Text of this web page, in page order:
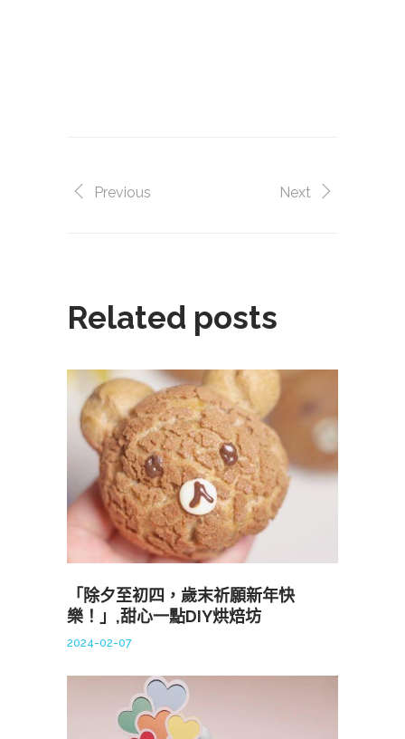
Previous Next
Related posts
「除夕至初四，歲末祈願新年快
樂！」,甜心一點DIY烘焙坊
2024-02-07